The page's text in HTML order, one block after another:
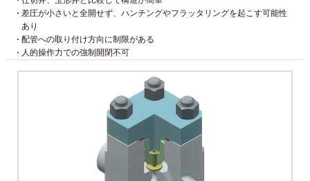
差圧が小さいと全開せず、ハンチングやフラッタリングを起こす可能性
あり
配管への取り付け方向に制限がある
人的操作力での強制開閉不可